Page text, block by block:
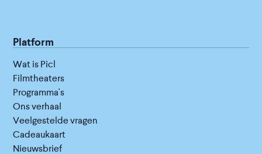
Platform
Wat is Picl
Filmtheaters
Programma's
Ons verhaal
Veelgestelde vragen
Cadeaukaart
Nieuwsbrief